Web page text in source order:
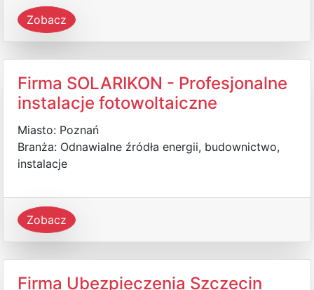
Zobacz
Firma SOLARIKON - Profesjonalne
instalacje fotowoltaiczne
Miasto: Poznań
Branża: Odnawialne źródła energii, budownictwo,
instalacje
Zobacz
Firma Ubezpieczenia Szczecin